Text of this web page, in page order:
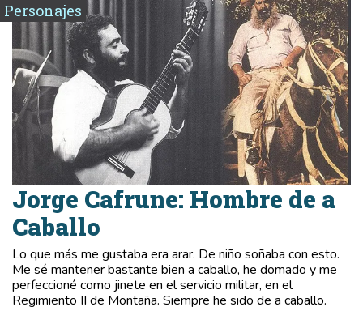
Personajes
Jorge Cafrune: Hombre de a
Caballo
Lo que más me gustaba era arar. De niño soñaba con esto.
Me sé mantener bastante bien a caballo, he domado y me
perfeccioné como jinete en el servicio militar, en el
Regimiento II de Montaña. Siempre he sido de a caballo.